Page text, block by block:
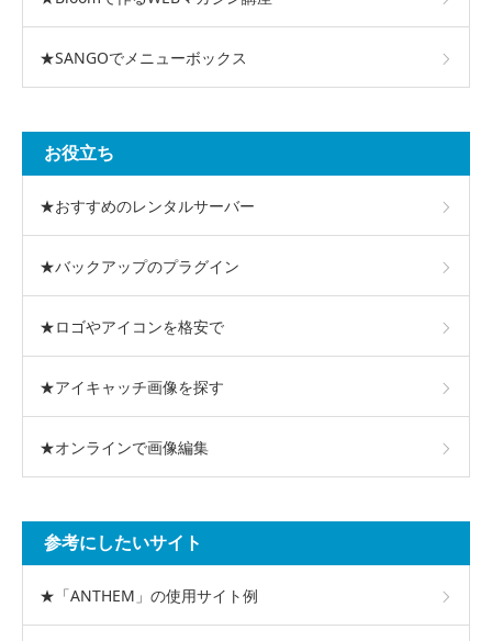
★SANGOでメニューボックス
お役立ち
★おすすめのレンタルサーバー
★バックアップのプラグイン
★ロゴやアイコンを格安で
★アイキャッチ画像を探す
★オンラインで画像編集
参考にしたいサイト
★「ANTHEM」の使用サイト例